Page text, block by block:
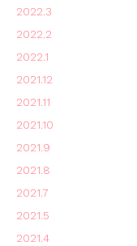
2022.3
2022.2
2022.1
2021.12
2021.11
2021.10
2021.9
2021.8
2021.7
2021.5
2021.4